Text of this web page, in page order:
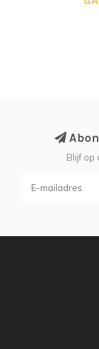
Blijf op